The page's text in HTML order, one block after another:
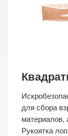
для сбора
материалов,
Рукоятка